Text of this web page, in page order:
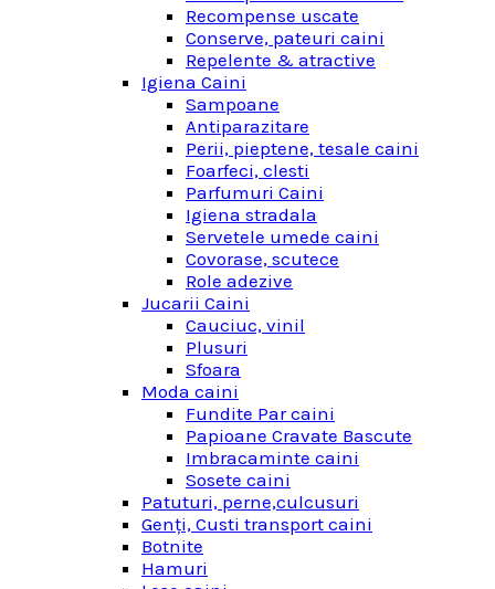
Recompense uscate
Conserve, pateuri caini
Repelente & atractive
Igiena Caini
Sampoane
Antiparazitare
Perii, pieptene, tesale caini
Foarfeci, clesti
Parfumuri Caini
Igiena stradala
Servetele umede caini
Covorase, scutece
Role adezive
Jucarii Caini
Cauciuc, vinil
Plusuri
Sfoara
Moda caini
Fundite Par caini
Papioane Cravate Bascute
Imbracaminte caini
Sosete caini
Patuturi, perne,culcusuri
Genţi, Custi transport caini
Botnite
Hamuri